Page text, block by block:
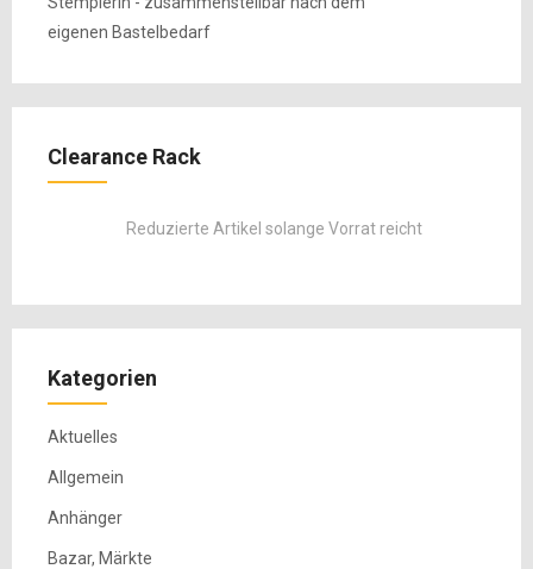
Clearance Rack
Reduzierte Artikel solange Vorrat reicht
Kategorien
Aktuelles
Allgemein
Anhänger
Bazar, Märkte